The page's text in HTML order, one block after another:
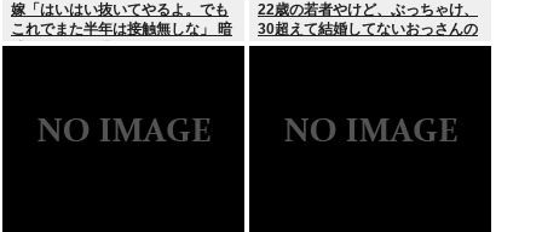
嫁「はいはい抜いてやるよ。でも
これでまた半年は接触無しな」 暗
黙のこれツラ過ぎるだろ
22歳の若者やけど、ぶっちゃけ、
30超えて結婚してないおっさんの
こと見下してる